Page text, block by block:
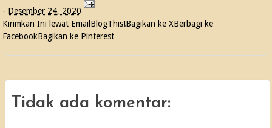
- Desember 24, 2020
Kirimkan Ini lewat Email BlogThis!Bagikan ke XBerbagi ke
FacebookBagikan ke Pinterest
Tidak ada komentar: